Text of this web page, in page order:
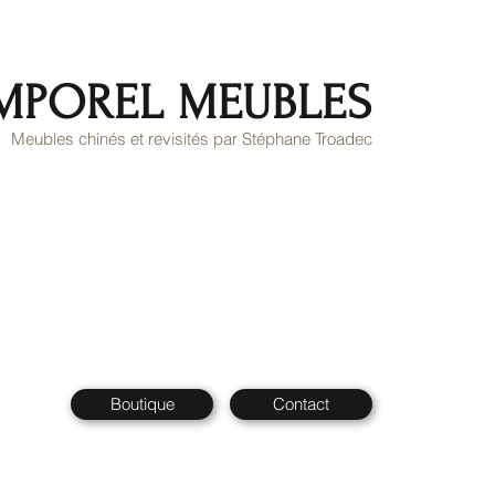
MEUBLES
Meubles chinés et revisités par Stéphane Troadec
Boutique Contact